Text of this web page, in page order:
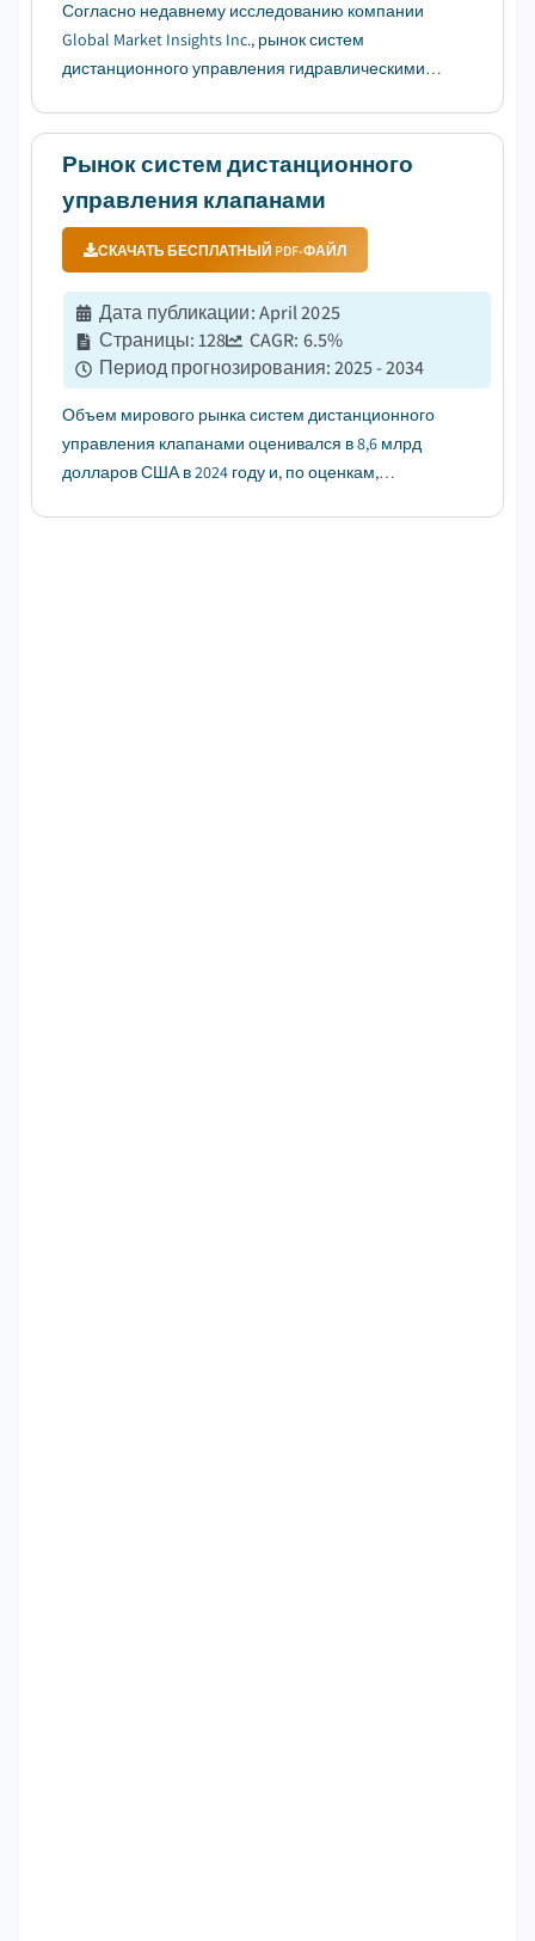
Согласно недавнему исследованию компании
Global Market Insights Inc., рынок систем
дистанционного управления гидравлическими
млрд долларов США в 2025 году до 8 млрд
долларов США в 2034 году, с темпом роста ...
Рынок систем дистанционного
управления клапанами
СКАЧАТЬ БЕСПЛАТНЫЙ PDF-ФАЙЛ
Дата публикации:April 2025
Страницы:128 CAGR: 6.5%
Период прогнозирования:2025 - 2034
Объем мирового рынка систем дистанционного
управления клапанами оценивался в 8,6 млрд
долларов США в 2024 году и, по оценкам,